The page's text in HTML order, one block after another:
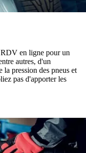
RDV en ligne pour un
autres, d'un
pression des pneus et
pas d'apporter les